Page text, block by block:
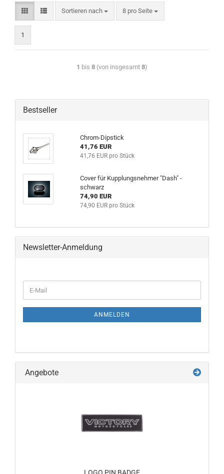
Sortieren nach 8 pro Seite
1
1 bis 8 (von insgesamt 8)
Bestseller
Chrom-Dipstick
41,76 EUR
41,76 EUR pro Stück
Cover für Kupplungsnehmer "Dash" -
schwarz
74,90 EUR
74,90 EUR pro Stück
Newsletter-Anmeldung
ANMELDEN
Angebote